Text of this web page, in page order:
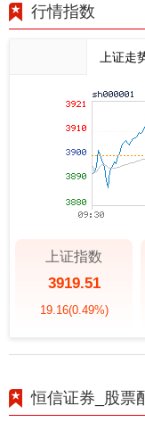
行情指数
上证走
上证指数
3919.51
19.16(0.49%)
恒信证券_股票